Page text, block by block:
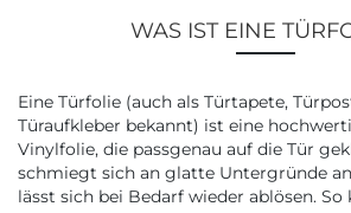
WAS IST EINE
Eine Türfolie (auch als Türtapete,
Türaufkleber bekannt) ist eine
Vinylfolie, die passgenau auf die Tür
schmiegt sich an glatte Untergründe
lässt sich bei Bedarf wieder ablösen. So